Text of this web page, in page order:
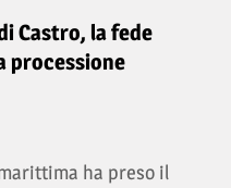
Castro, la fede
processione
ha preso il